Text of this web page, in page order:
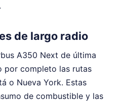
de largo radio
A350 Next de última
por completo las rutas
o Nueva York. Estas
de combustible y las